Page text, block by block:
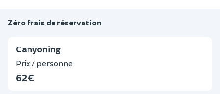
Zéro frais de réservation
Canyoning
Prix / personne
62 €